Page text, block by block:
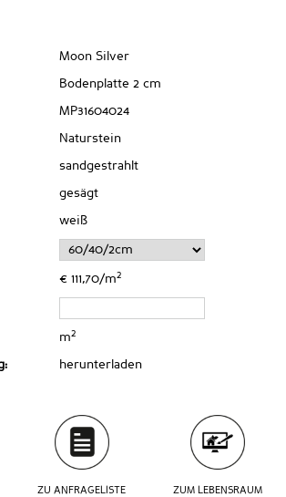
Moon Silver
Bodenplatte 2 cm
MP31604024
Naturstein
sandgestrahlt
gesägt
weiß
€ 111,70/m2
m2
herunterladen
ZU ANFRAGELISTE
ZUM LEBENSRAUM